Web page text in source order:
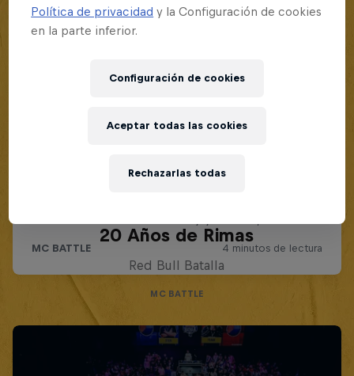
20 Años de Rimas
Red Bull Batalla
MC BATTLE
Política de privacidad y la Configuración de cookies
en la parte inferior.
Configuración de cookies
Rechazarlas todas
Aceptar todas las cookies